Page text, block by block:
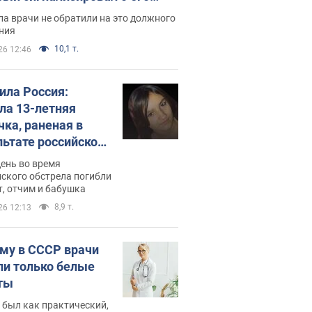
раке
врачи не обратили на это должного
12:46 10,1 т.
Россия:
13-летняя
раненая в
российской
на Сумскую
Фото
во время
обстрела погибли
отчим и бабушка
12:13 8,9 т.
в СССР врачи
только белые
был как практический,